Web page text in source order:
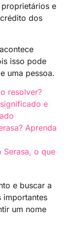
e
dos
isso pode
uma pessoa.
resolver?
e
Aprenda
Serasa, o que
e buscar a
importantes
um nome